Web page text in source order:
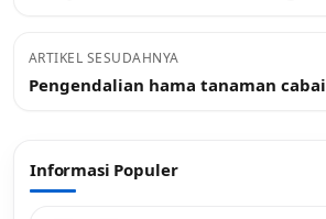
ARTIKEL SESUDAHNYA
Pengendalian hama tanaman cabai
Informasi Populer